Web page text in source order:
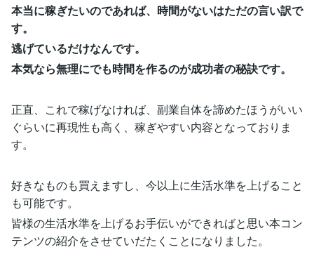
本当に稼ぎたいのであれば、時間がないはただの言い訳で
す。
逃げているだけなんです。
本気なら無理にでも時間を作るのが成功者の秘訣です。
正直、これで稼げなければ、副業自体を諦めたほうがいい
ぐらいに再現性も高く、稼ぎやすい内容となっておりま
す。
好きなものも買えますし、今以上に生活水準を上げること
も可能です。
皆様の生活水準を上げるお手伝いができればと思い本コン
テンツの紹介をさせていだたくことになりました。